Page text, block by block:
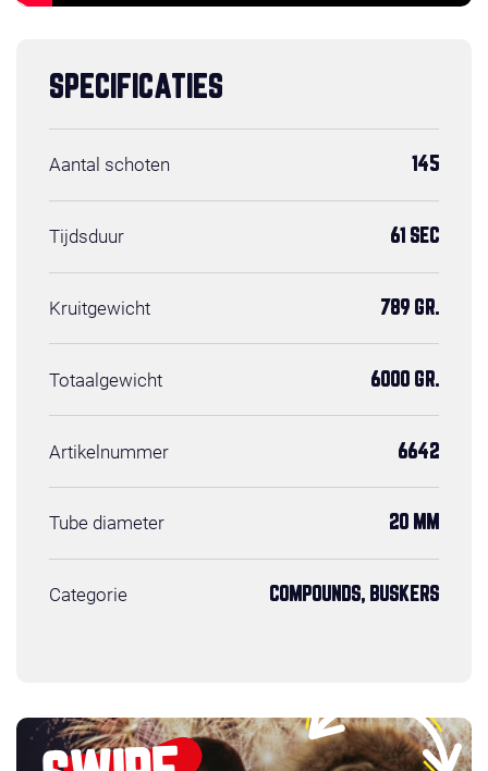
SPECIFICATIES
Aantal schoten 145
Tijdsduur 61 SEC
Kruitgewicht 789 GR.
Totaalgewicht 6000 GR.
Artikelnummer 6642
Tube diameter 20 MM
Categorie COMPOUNDS, BUSKERS